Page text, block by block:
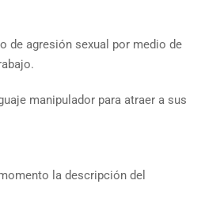
de agresión sexual por medio de
manipulador para atraer a sus
la descripción del